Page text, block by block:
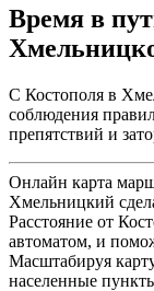
Время в
С Костополя в
соблюдения
препятствий и
Онлайн карта
Хмельницкий
Расстояние от
автоматом, и
Масштабируя
населенные